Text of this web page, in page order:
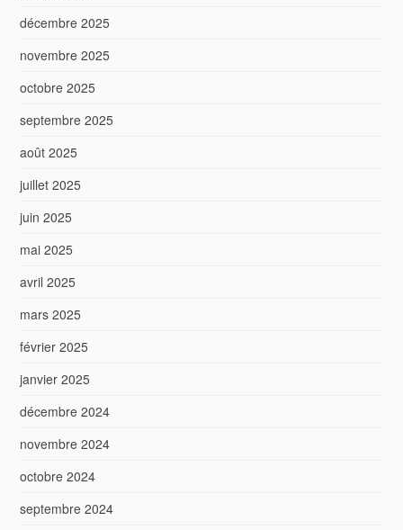
décembre 2025
novembre 2025
octobre 2025
septembre 2025
août 2025
juillet 2025
juin 2025
mai 2025
avril 2025
mars 2025
février 2025
janvier 2025
décembre 2024
novembre 2024
octobre 2024
septembre 2024